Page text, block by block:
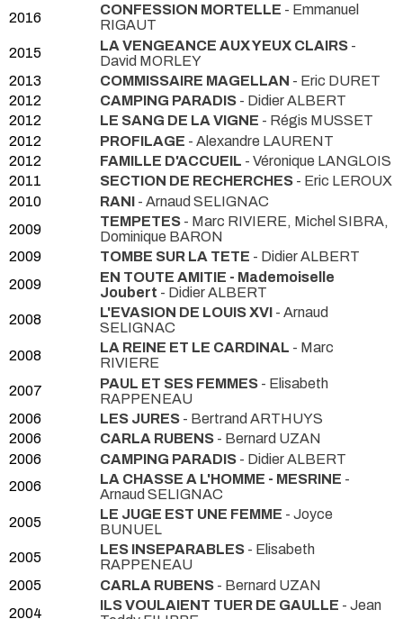
2016
CONFESSION MORTELLE - Emmanuel
RIGAUT
2015
LA VENGEANCE AUX YEUX CLAIRS -
David MORLEY
2013
COMMISSAIRE MAGELLAN - Eric DURET
2012
CAMPING PARADIS - Didier ALBERT
2012
LE SANG DE LA VIGNE - Régis MUSSET
2012
PROFILAGE - Alexandre LAURENT
2012
FAMILLE D'ACCUEIL - Véronique LANGLOIS
2011
SECTION DE RECHERCHES - Eric LEROUX
2010
RANI - Arnaud SELIGNAC
2009
TEMPETES - Marc RIVIERE, Michel SIBRA,
Dominique BARON
2009
TOMBE SUR LA TETE - Didier ALBERT
2009
EN TOUTE AMITIE - Mademoiselle
Joubert - Didier ALBERT
2008
L'EVASION DE LOUIS XVI - Arnaud
SELIGNAC
2008
LA REINE ET LE CARDINAL - Marc
RIVIERE
2007
PAUL ET SES FEMMES - Elisabeth
RAPPENEAU
2006
LES JURES - Bertrand ARTHUYS
2006
CARLA RUBENS - Bernard UZAN
2006
CAMPING PARADIS - Didier ALBERT
2006
LA CHASSE A L'HOMME - MESRINE -
Arnaud SELIGNAC
2005
LE JUGE EST UNE FEMME - Joyce
BUNUEL
2005
LES INSEPARABLES - Elisabeth
RAPPENEAU
2005
CARLA RUBENS - Bernard UZAN
2004
ILS VOULAIENT TUER DE GAULLE - Jean